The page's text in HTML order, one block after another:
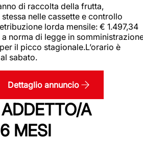
di raccolta della frutta,
nelle cassette e controllo
lorda mensile: € 1.497,34
norma di legge in
il picco stagionale.L’orario è
sabato.
Dettaglio annuncio
A
MESI